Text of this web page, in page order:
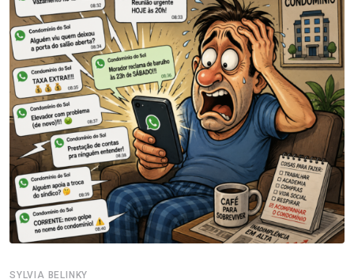
SYLVIA BELINKY